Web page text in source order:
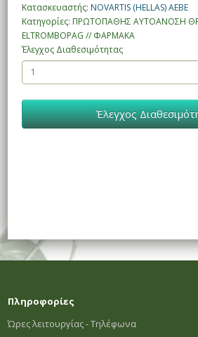
Κατασκευαστής: NOVARTIS (HELLAS) AEBE
Κατηγορίες: ΠΡΩΤΟΠΑΘΗΣ ΑΥΤΟΑΝΟΣΗ
ELTROMBOPAG // ΦΑΡΜΑΚΑ
Έλεγχος Διαθεσιμότητας
Έλεγχος
Πληροφορίες
Ώρες λειτουργίας - Τηλέφωνα